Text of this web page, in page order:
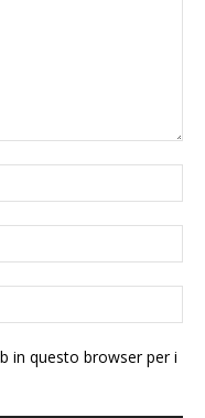
in questo browser per i